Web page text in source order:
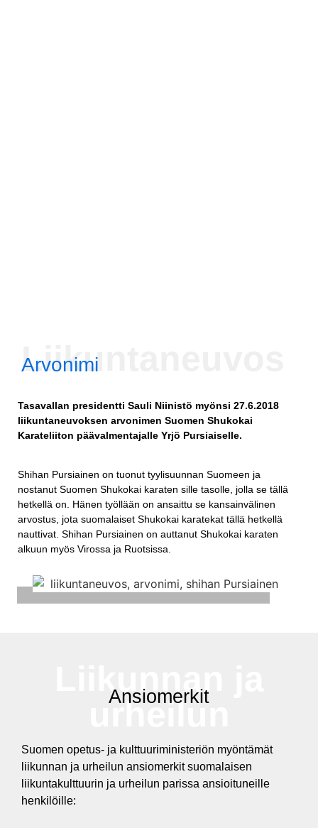
Liikuntaneuvos
Arvonimi
Tasavallan presidentti Sauli Niinistö myönsi 27.6.2018
liikuntaneuvoksen arvonimen Suomen Shukokai
Karateliiton päävalmentajalle Yrjö Pursiaiselle.
Shihan Pursiainen on tuonut tyylisuunnan Suomeen ja
nostanut Suomen Shukokai karaten sille tasolle, jolla se tällä
hetkellä on. Hänen työllään on ansaittu se kansainvälinen
arvostus, jota suomalaiset Shukokai karatekat tällä hetkellä
nauttivat. Shihan Pursiainen on auttanut Shukokai karaten
alkuun myös Virossa ja Ruotsissa.
Liikunnan ja
urheilun
Ansiomerkit
Suomen opetus- ja kulttuuriministeriön myöntämät
liikunnan ja urheilun ansiomerkit suomalaisen
liikuntakulttuurin ja urheilun parissa ansioituneille
henkilöille: